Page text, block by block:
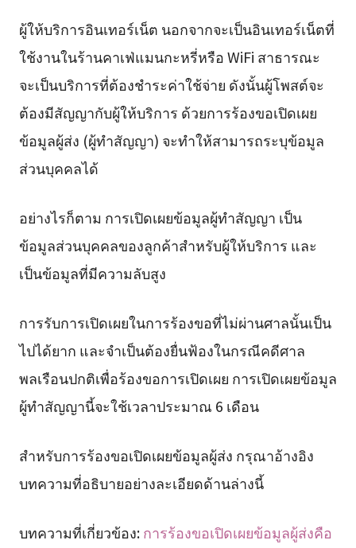
ผู้ให้บริการอินเทอร์เน็ต นอกจากจะเป็นอินเทอร์เน็ตที่
ใช้งานในร้านคาเฟ่แมนกะหรี่หรือ WiFi สาธารณะ
จะเป็นบริการที่ต้องชำระค่าใช้จ่าย ดังนั้นผู้โพสต์จะ
ต้องมีสัญญากับผู้ให้บริการ ด้วยการร้องขอเปิดเผย
ข้อมูลผู้ส่ง (ผู้ทำสัญญา) จะทำให้สามารถระบุข้อมูล
ส่วนบุคคลได้
อย่างไรก็ตาม การเปิดเผยข้อมูลผู้ทำสัญญา เป็น
ข้อมูลส่วนบุคคลของลูกค้าสำหรับผู้ให้บริการ และ
เป็นข้อมูลที่มีความลับสูง
การรับการเปิดเผยในการร้องขอที่ไม่ผ่านศาลนั้นเป็น
ไปได้ยาก และจำเป็นต้องยื่นฟ้องในกรณีคดีศาล
พลเรือนปกติเพื่อร้องขอการเปิดเผย การเปิดเผยข้อมูล
ผู้ทำสัญญานี้จะใช้เวลาประมาณ 6 เดือน
สำหรับการร้องขอเปิดเผยข้อมูลผู้ส่ง กรุณาอ้างอิง
บทความที่อธิบายอย่างละเอียดด้านล่างนี้
บทความที่เกี่ยวข้อง:การร้องขอเปิดเผยข้อมูลผู้ส่งคือ